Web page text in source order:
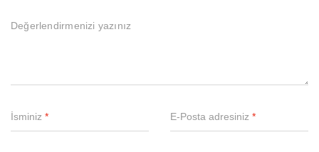
İsminiz * E-Posta adresiniz *